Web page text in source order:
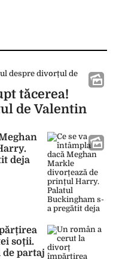
tăcerea!
de Valentin
deja
soții.
de partaj